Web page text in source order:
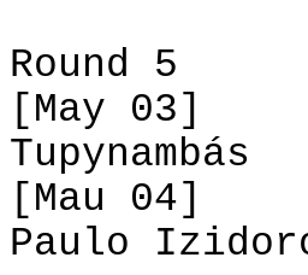
Round 5
[May 03]
Tupynambás
[Mau 04]
Paulo